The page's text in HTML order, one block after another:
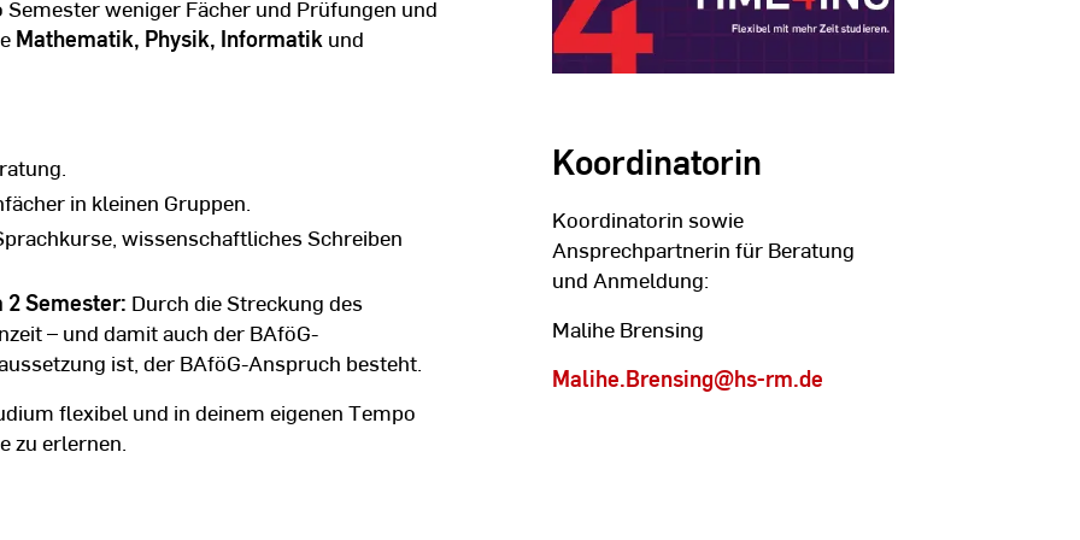
weniger Fächer und Prüfungen und
Mathematik, Physik, Informatik und
in kleinen Gruppen.
wissenschaftliches Schreiben
Semester: Durch die Streckung des
– und damit auch der BAföG-
ist, der BAföG-Anspruch besteht.
flexibel und in deinem eigenen Tempo
zu erlernen.
Koordinatorin
Koordinatorin sowie
Ansprechpartnerin für Beratung
und Anmeldung:
Malihe Brensing
Malihe.Brensing@hs-rm.de